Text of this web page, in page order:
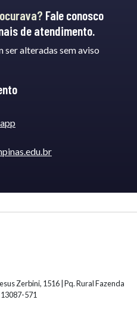
Fale conosco
de atendimento.
ser alteradas sem aviso
Zerbini, 1516 | Pq. Rural Fazenda
13087-571